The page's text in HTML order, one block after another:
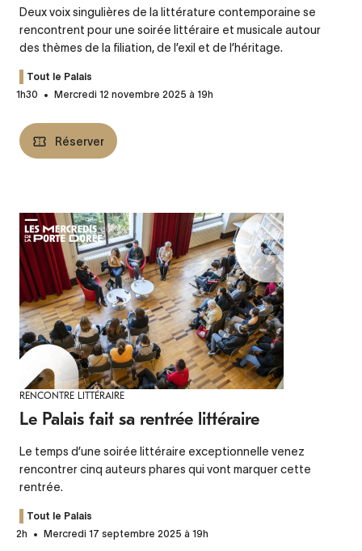
Deux voix singulières de la littérature contemporaine se
rencontrent pour une soirée littéraire et musicale autour
des thèmes de la filiation, de l’exil et de l’héritage.
Tout le Palais
1h30
Mercredi 12 novembre 2025 à 19h
Réserver
RENCONTRE LITTÉRAIRE
Le Palais fait sa rentrée littéraire
Le temps d’une soirée littéraire exceptionnelle venez
rencontrer cinq auteurs phares qui vont marquer cette
rentrée.
Tout le Palais
2h
Mercredi 17 septembre 2025 à 19h